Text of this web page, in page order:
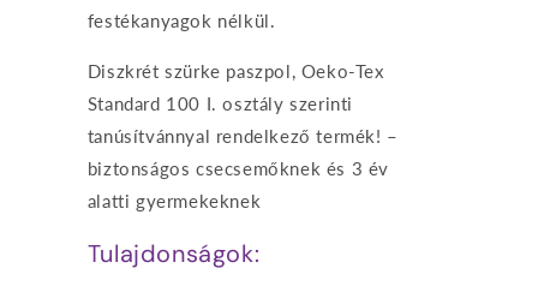
festékanyagok nélkül.
Diszkrét szürke paszpol, Oeko-Tex
Standard 100 I. osztály szerinti
tanúsítvánnyal rendelkező termék! –
biztonságos csecsemőknek és 3 év
alatti gyermekeknek
Tulajdonságok: